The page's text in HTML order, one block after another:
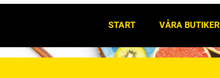
START VÅRA BUTIKER